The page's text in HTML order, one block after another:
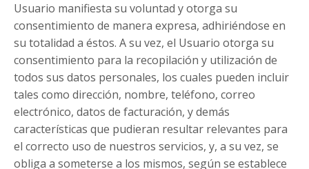
Usuario manifiesta su voluntad y otorga su
consentimiento de manera expresa, adhiriéndose en
su totalidad a éstos. A su vez, el Usuario otorga su
consentimiento para la recopilación y utilización de
todos sus datos personales, los cuales pueden incluir
tales como dirección, nombre, teléfono, correo
electrónico, datos de facturación, y demás
características que pudieran resultar relevantes para
el correcto uso de nuestros servicios, y, a su vez, se
obliga a someterse a los mismos, según se establece